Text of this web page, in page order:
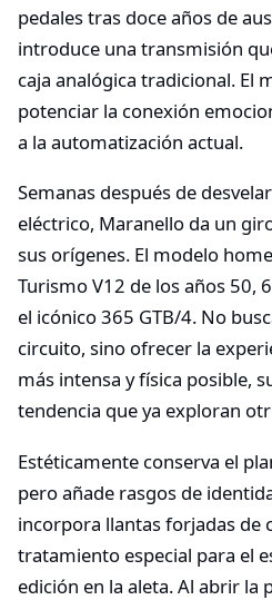
pedales tras doce años de
introduce una transmisión
caja analógica tradicional. El
potenciar la conexión
a la automatización actual.
Semanas después de
eléctrico, Maranello da un
sus orígenes. El modelo
Turismo V12 de los años 50,
el icónico 365 GTB/4. No
circuito, sino ofrecer la
más intensa y física posible,
tendencia que ya exploran
Estéticamente conserva el
pero añade rasgos de
incorpora llantas forjadas de
tratamiento especial para el
edición en la aleta. Al abrir la